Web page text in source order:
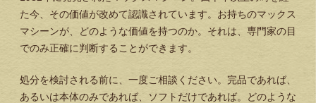
た今、その価値が改めて認識されています。お持ちのマックス
マシーンが、どのような価値を持つのか。それは、専門家の目
でのみ正確に判断することができます。
処分を検討される前に、一度ご相談ください。完品であれば、
あるいは本体のみであれば、ソフトだけであれば。どのような